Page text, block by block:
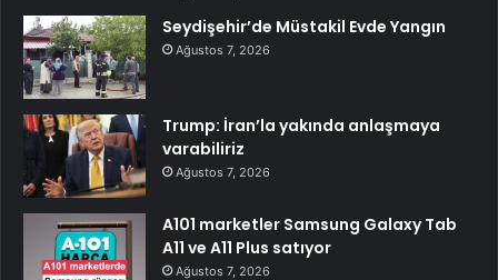
Seydişehir’de Müstakil Evde Yangın
Ağustos 7, 2026
Trump: İran’la yakında anlaşmaya
varabiliriz
Ağustos 7, 2026
A101 marketler Samsung Galaxy Tab
A11 ve A11 Plus satıyor
Ağustos 7, 2026